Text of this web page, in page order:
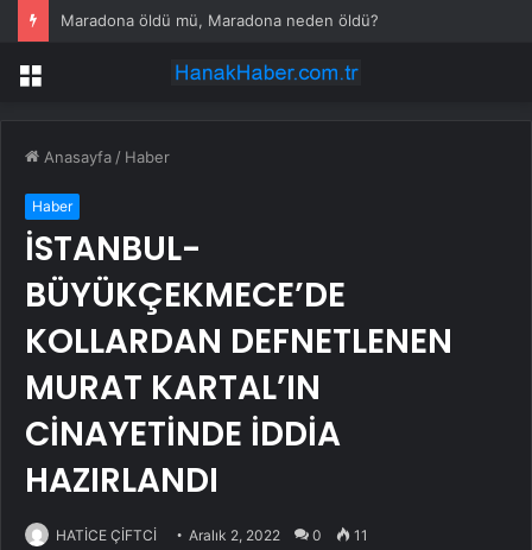
Maradona öldü mü, Maradona neden öldü?
Menü
Anasayfa / Haber
Haber
İSTANBUL-
BÜYÜKÇEKMECE’DE
KOLLARDAN DEFNETLENEN
MURAT KARTAL’IN
CİNAYETİNDE İDDİA
HAZIRLANDI
HATİCE ÇİFTCİ Aralık 2, 2022 0 11